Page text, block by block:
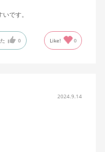
です。
0 Like! 0
2024.9.14